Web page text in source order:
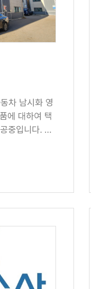
차 남시화 영
에 대하여 택
중입니다. 감